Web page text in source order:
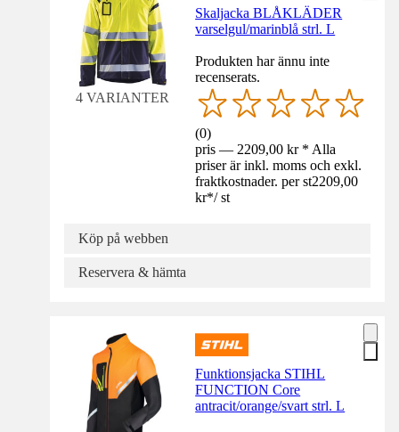
4 VARIANTER
Skaljacka BLÅKLÄDER
varselgul/marinblå strl. L
Produkten har ännu inte
recenserats.
(0)
pris — 2209,00 kr * Alla
priser är inkl. moms och exkl.
fraktkostnader. per st2209,00
kr*/ st
Köp på webben
Reservera & hämta
Funktionsjacka STIHL
FUNCTION Core
antracit/orange/svart strl. L